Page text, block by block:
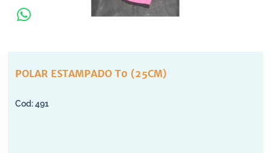
POLAR ESTAMPADO T0 (25CM)
491